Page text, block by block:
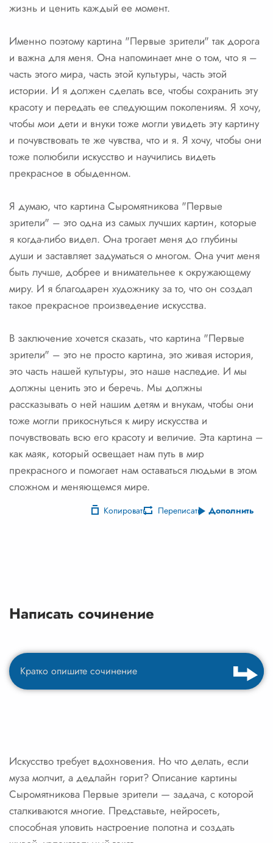
жизнь и ценить каждый ее момент.
Именно поэтому картина "Первые зрители" так дорога
и важна для меня. Она напоминает мне о том, что я –
часть этого мира, часть этой культуры, часть этой
истории. И я должен сделать все, чтобы сохранить эту
красоту и передать ее следующим поколениям. Я хочу,
чтобы мои дети и внуки тоже могли увидеть эту картину
и почувствовать те же чувства, что и я. Я хочу, чтобы они
тоже полюбили искусство и научились видеть
прекрасное в обыденном.
Я думаю, что картина Сыромятникова "Первые
зрители" – это одна из самых лучших картин, которые
я когда-либо видел. Она трогает меня до глубины
души и заставляет задуматься о многом. Она учит меня
быть лучше, добрее и внимательнее к окружающему
миру. И я благодарен художнику за то, что он создал
такое прекрасное произведение искусства.
В заключение хочется сказать, что картина "Первые
зрители" – это не просто картина, это живая история,
это часть нашей культуры, это наше наследие. И мы
должны ценить это и беречь. Мы должны
рассказывать о ней нашим детям и внукам, чтобы они
тоже могли прикоснуться к миру искусства и
почувствовать всю его красоту и величие. Эта картина –
как маяк, который освещает нам путь в мир
прекрасного и помогает нам оставаться людьми в этом
сложном и меняющемся мире.
Копировать Переписать Дополнить
Написать сочинение
Искусство требует вдохновения. Но что делать, если
муза молчит, а дедлайн горит? Описание картины
Сыромятникова Первые зрители — задача, с которой
сталкиваются многие. Представьте, нейросеть,
способная уловить настроение полотна и создать